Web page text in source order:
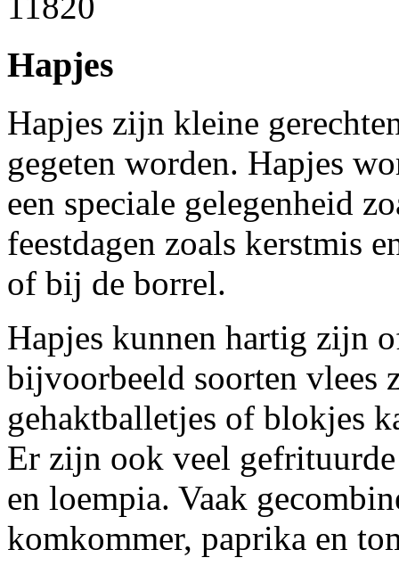
Hapjes
Hapjes zijn kleine
gegeten worden. Hapjes
een speciale gelegenheid
feestdagen zoals kerstmis
of bij de borrel.
Hapjes kunnen hartig zijn
bijvoorbeeld soorten vlees
gehaktballetjes of blokjes
Er zijn ook veel
en loempia. Vaak
komkommer, paprika en